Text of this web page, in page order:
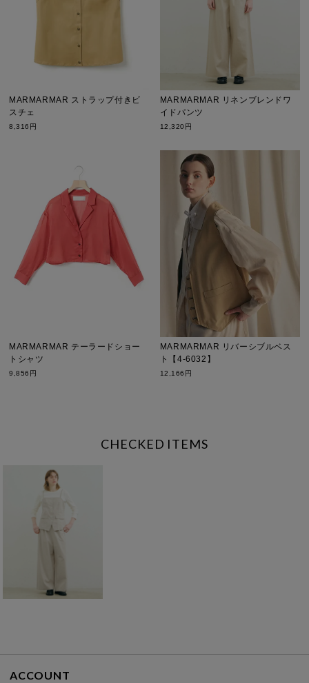
MARMARMAR ストラップ付きビ
スチェ
8,316円
MARMARMAR リネンブレンドワ
イドパンツ
12,320円
MARMARMAR テーラードショー
トシャツ
9,856円
MARMARMAR リバーシブルベス
ト【4-6032】
12,166円
CHECKED ITEMS
ACCOUNT